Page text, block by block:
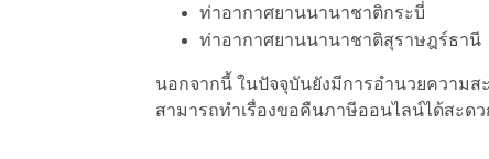
ท่าอากาศยานนานาชาติกระบี่
ท่าอากาศยานนานาชาติสุราษฎร์ธานี
นอกจากนี้ ในปัจจุบันยังมีการอำนวยความส
สามารถทำเรื่องขอคืนภาษีออนไลน์ได้สะดว